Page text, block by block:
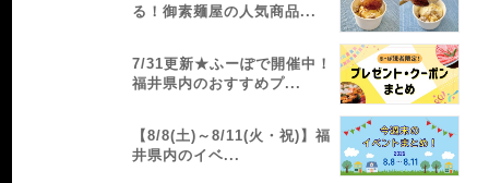
る！御素麺屋の人気商品...
7/31更新★ふーぽで開催中！
福井県内のおすすめプ...
【8/8(土)～8/11(火・祝)】福
井県内のイベ...